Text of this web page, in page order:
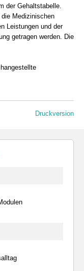
der Gehaltstabelle.
die Medizinischen
Leistungen und der
getragen werden. Die
Druckversion